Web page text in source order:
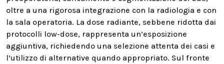
oltre a una rigorosa integrazione con la radiologia e con
la sala operatoria. La dose radiante, sebbene ridotta dai
protocolli low-dose, rappresenta un’esposizione
aggiuntiva, richiedendo una selezione attenta dei casi e
l’utilizzo di alternative quando appropriato. Sul fronte